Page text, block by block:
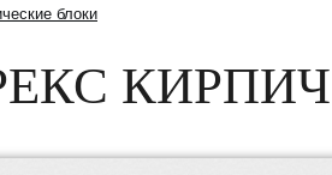
блоки